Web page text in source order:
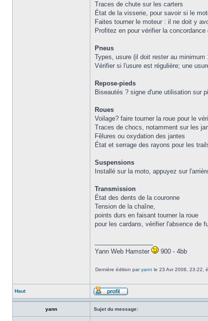
Traces de chute sur les carters
État de la visserie, pour savoir si le
Faites tourner le moteur : il ne doit y
Profitez en pour vérifier la
Pneus
Types, usure (il doit rester au
Vérifier si l'usure est régulière; une
Repose-pieds
Biseautés ? signe d'une utilisation sur
Roues
Voilage? faire tourner la roue pour le
Traces de chocs, notamment sur les
Fêlures ou oxydation des jantes
État et serrage des rayons pour les
Suspensions
Installé sur la moto, appuyez sur
Transmission
État des dents de la couronne
Tension de la chaîne,
points durs en faisant tourner la roue
pour les cardans, vérifier l'absence de
Yann Web Hamster
900 - 4bb
Dernière édition paryann le 23 Avr 2008, 23:22,
Haut
yann Sujet du message: